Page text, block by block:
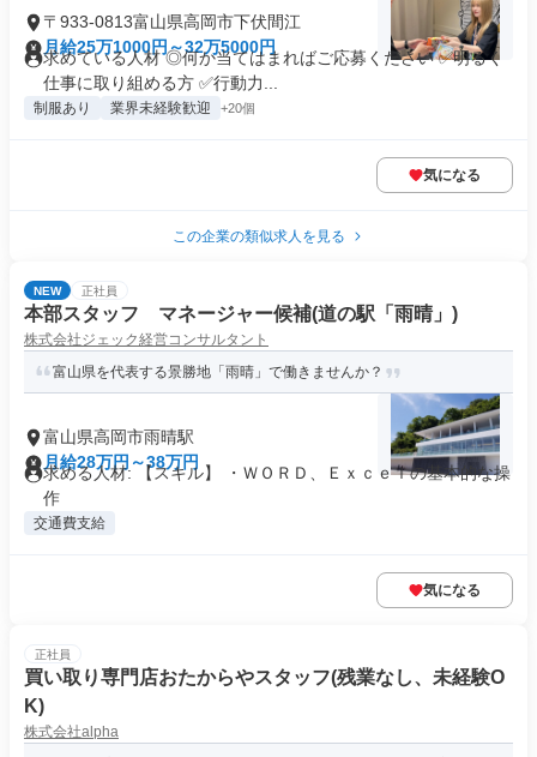
〒933-0813富山県高岡市下伏間江
月給25万1000円～32万5000円
求めている人材 ◎何か当てはまればご応募ください ✅明るく
仕事に取り組める方 ✅行動力...
制服あり 業界未経験歓迎 +20個
気になる
この企業の類似求人を見る
NEW 正社員
本部スタッフ マネージャー候補(道の駅「雨晴」)
株式会社ジェック経営コンサルタント
富山県を代表する景勝地「雨晴」で働きませんか？
富山県高岡市雨晴駅
月給28万円～38万円
求める人材: 【スキル】 ・ＷＯＲＤ、Ｅｘｃｅｌの基本的な操
作
交通費支給
気になる
正社員
買い取り専門店おたからやスタッフ(残業なし、未経験O
K)
株式会社alpha